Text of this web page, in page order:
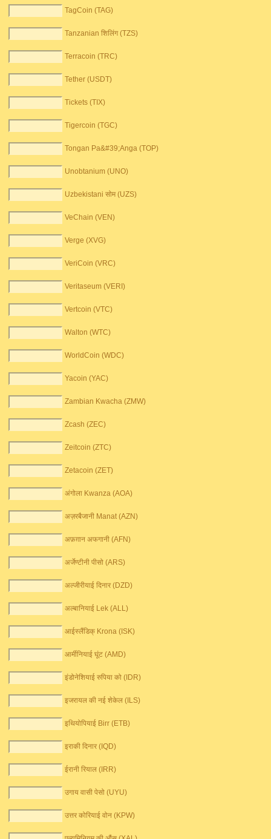
TagCoin (TAG)
Tanzanian शिलिंग (TZS)
Terracoin (TRC)
Tether (USDT)
Tickets (TIX)
Tigercoin (TGC)
Tongan Pa&#39;Anga (TOP)
Unobtanium (UNO)
Uzbekistani सोम (UZS)
VeChain (VEN)
Verge (XVG)
VeriCoin (VRC)
Veritaseum (VERI)
Vertcoin (VTC)
Walton (WTC)
WorldCoin (WDC)
Yacoin (YAC)
Zambian Kwacha (ZMW)
Zcash (ZEC)
Zeitcoin (ZTC)
Zetacoin (ZET)
अंगोला Kwanza (AOA)
अज़रबैजानी Manat (AZN)
अफ़ग़ान अफगानी (AFN)
अर्जेण्टीनी पीसो (ARS)
अल्जीरीयाई दिनार (DZD)
अल्बानियाई Lek (ALL)
आईस्लैंडिक् Krona (ISK)
आर्मीनियाई घूंट (AMD)
इंडोनेशियाई रुपिया को (IDR)
इजरायल की नई शेकेल (ILS)
इथियोपियाई Birr (ETB)
इराकी दिनार (IQD)
ईरानी रियाल (IRR)
उगाय वासी पेसो (UYU)
उत्तर कोरियाई वोन (KPW)